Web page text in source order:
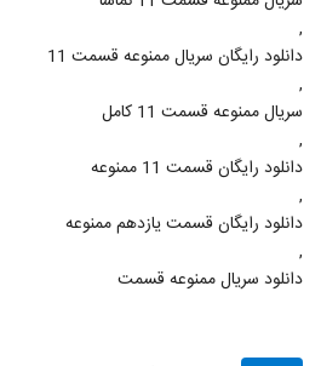
,
دانلود رایگان سریال ممنوعه قسمت 11
,
سریال ممنوعه قسمت 11 کامل
,
دانلود رایگان قسمت 11 ممنوعه
,
دانلود رایگان قسمت یازدهم ممنوعه
,
دانلود سریال ممنوعه قسمت